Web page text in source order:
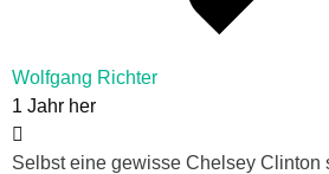
Wolfgang Richter
1 Jahr her
Selbst eine gewisse Chelsey Clinton